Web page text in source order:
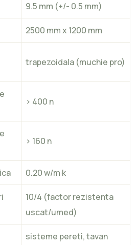
9.5 mm (+/- 0.5 mm)
2500 mm x 1200 mm
trapezoidala (muchie pro)
> 400 n
> 160 n
0.20 w/m·k
10/4 (factor rezistenta
uscat/umed)
sisteme pereti, tavan